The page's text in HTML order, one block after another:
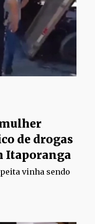
de drogas
Itaporanga
vinha sendo